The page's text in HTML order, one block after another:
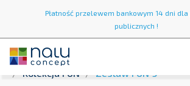
Płatność przelewem bankowym 14 dni
publicznych !
Strona główna
Kolekcja FUN
Zestaw FUN 9